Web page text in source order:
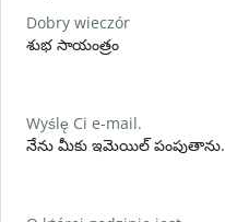
Dobry wieczór
శుభ సాయంత్రం
Wyślę Ci e-mail.
నేను మీకు ఇమెయిల్ పంపుతాను.